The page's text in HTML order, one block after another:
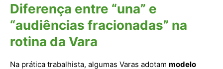
Diferença entre “una” e
“audiências fracionadas” na
rotina da Vara
Na prática trabalhista, algumas Varas adotam modelo